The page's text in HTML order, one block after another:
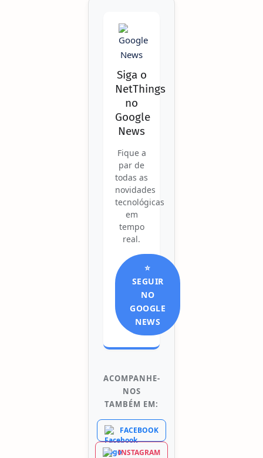
Siga o
NetThings
no
Google
News
Fique a
par de
todas as
novidades
tecnológicas
em
tempo
real.
⭐
SEGUIR
NO
GOOGLE
NEWS
ACOMPANHE-
NOS
TAMBÉM EM:
FACEBOOK
INSTAGRAM